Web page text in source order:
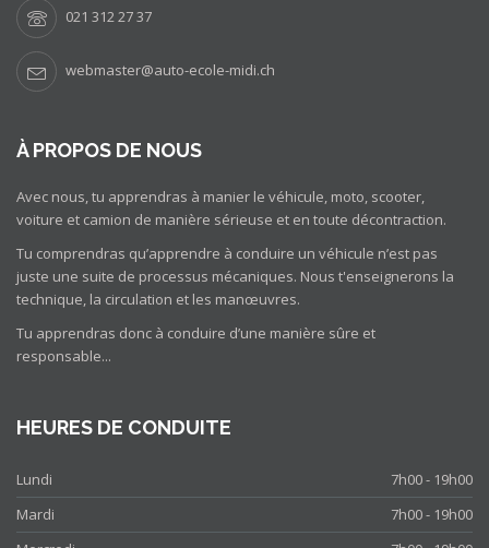
021 312 27 37
webmaster@auto-ecole-midi.ch
À PROPOS DE NOUS
Avec nous, tu apprendras à manier le véhicule, moto, scooter,
voiture et camion de manière sérieuse et en toute décontraction.
Tu comprendras qu’apprendre à conduire un véhicule n’est pas
juste une suite de processus mécaniques. Nous t'enseignerons la
technique, la circulation et les manœuvres.
Tu apprendras donc à conduire d’une manière sûre et
responsable...
HEURES DE CONDUITE
Lundi
7h00 - 19h00
Mardi
7h00 - 19h00